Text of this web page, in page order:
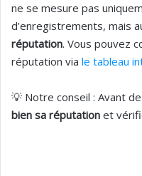
ne se mesure pas
d’enregistrements, mais
réputation. Vous pouvez
réputation via le tableau
💡 Notre conseil : Avant
bien sa réputation et